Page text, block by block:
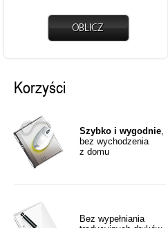
Korzyści
Szybko i wygodnie,
bez wychodzenia
z domu
Bez wypełniania